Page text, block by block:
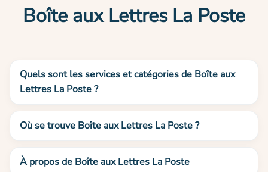
Boîte aux Lettres La Poste
Quels sont les services et catégories de Boîte aux
Lettres La Poste ?
Où se trouve Boîte aux Lettres La Poste ?
À propos de Boîte aux Lettres La Poste